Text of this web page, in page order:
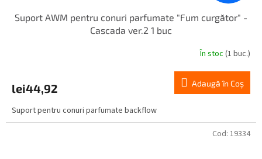
Suport AWM pentru conuri parfumate "Fum curgător" -
Cascada ver.2 1 buc
În stoc (1 buc.)
lei44,92 Adaugă în Coş
Suport pentru conuri parfumate backflow
Cod: 19334